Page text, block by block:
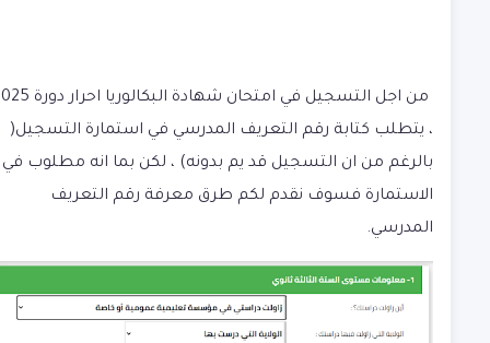
من اجل التسجيل في امتحان شهادة
، يتطلب كتابة رقم التعريف المدرسي في استمارة التسجيل(
بالرغم من ان التسجيل قد يم بدونه) ، لكن بما انه مطلوب في
الاستمارة فسوف نقدم لكم طرق معرفة رقم التعريف
المدرسي.